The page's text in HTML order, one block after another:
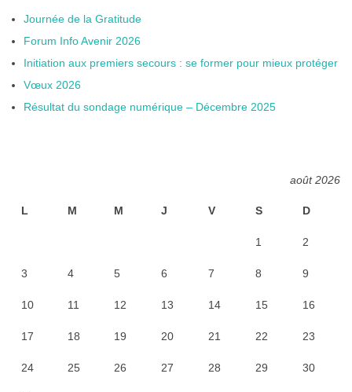
Journée de la Gratitude
Forum Info Avenir 2026
Initiation aux premiers secours : se former pour mieux protéger
Vœux 2026
Résultat du sondage numérique – Décembre 2025
août 2026
L M M J V S D
1 2
3 4 5 6 7 8 9
10 11 12 13 14 15 16
17 18 19 20 21 22 23
24 25 26 27 28 29 30